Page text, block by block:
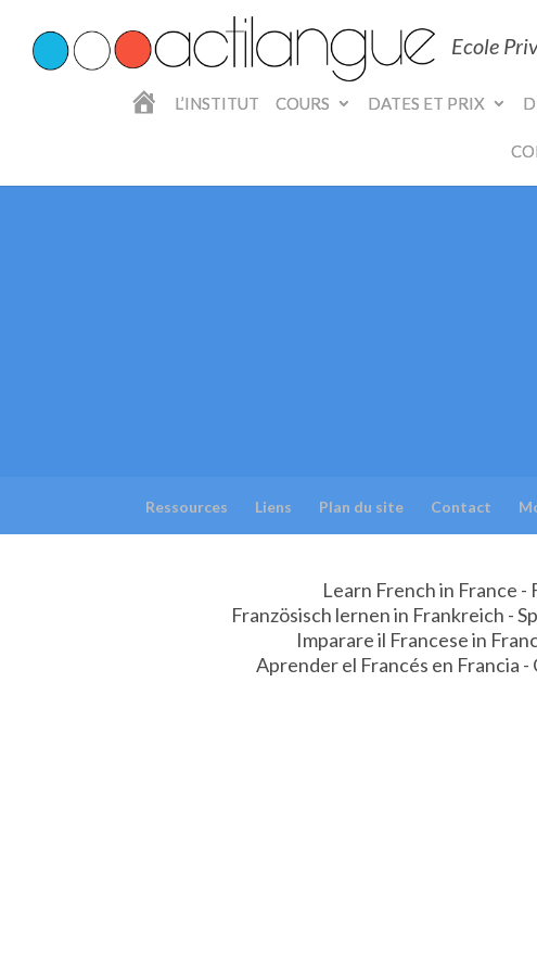
Ecole
L
L’INSTITUT COURS DATES ET PRIX
Ressources Liens Plan du site Contact
Learn French in France
Französisch lernen in Frankreich -
Imparare il Francese in
Aprender el Francés en Francia -